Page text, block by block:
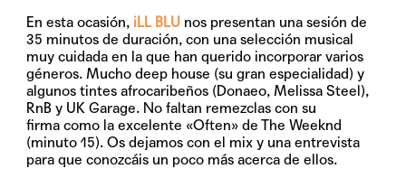
En esta ocasión, iLL BLU nos presentan una sesión de
35 minutos de duración, con una selección musical
muy cuidada en la que han querido incorporar varios
géneros. Mucho deep house (su gran especialidad) y
algunos tintes afrocaribeños (Donaeo, Melissa Steel),
RnB y UK Garage. No faltan remezclas con su
firma como la excelente «Often» de The Weeknd
(minuto 15). Os dejamos con el mix y una entrevista
para que conozcáis un poco más acerca de ellos.